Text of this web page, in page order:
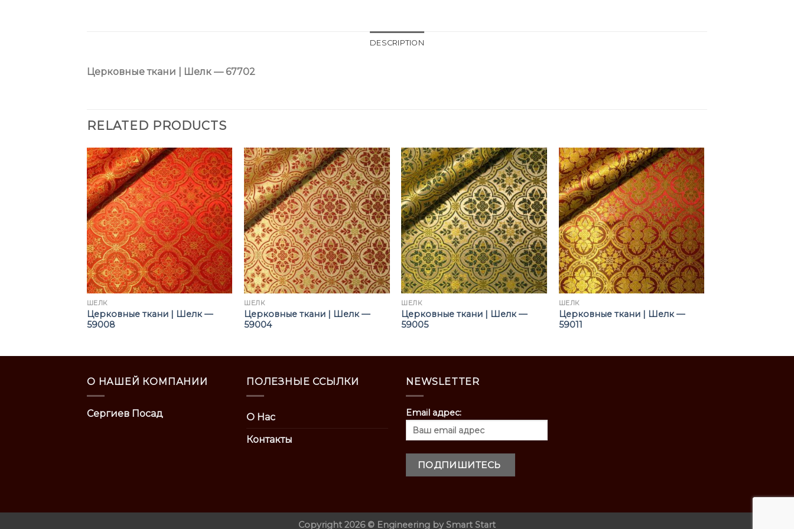
DESCRIPTION
Церковные ткани | Шелк — 67702
RELATED PRODUCTS
ШЁЛК
Церковные ткани | Шелк —
59008
ШЁЛК
Церковные ткани | Шелк —
59004
ШЁЛК
Церковные ткани | Шелк —
59005
ШЁЛК
Церковные ткани | Шелк —
59011
О НАШЕЙ КОМПАНИИ
Сергиев Посад
ПОЛЕЗНЫЕ ССЫЛКИ
О Нас
Контакты
NEWSLETTER
Email адрес:
Copyright 2026 © Engineering by Smart Start